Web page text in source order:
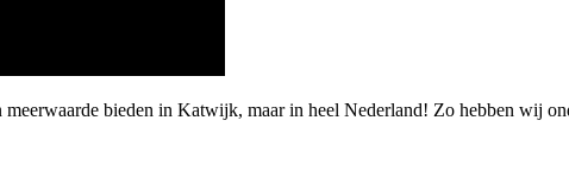
bieden in Katwijk, maar in heel Nederland! Zo hebben wij